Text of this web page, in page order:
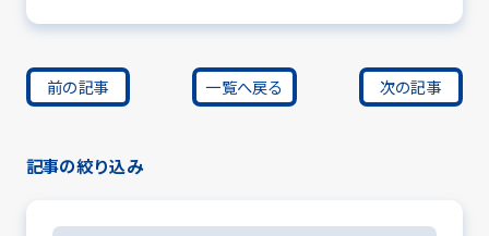
前の記事 一覧へ戻る 次の記事
記事の絞り込み